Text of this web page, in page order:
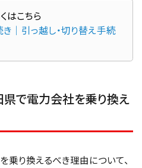
｜引っ越し・切り替え手続
県で電力会社を乗り換え
乗り換えるべき理由について、